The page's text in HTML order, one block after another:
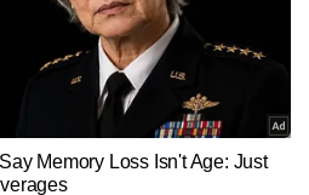
रुपये की आर्थिक सहायता
प्रभावित परिवारों को हर संभव